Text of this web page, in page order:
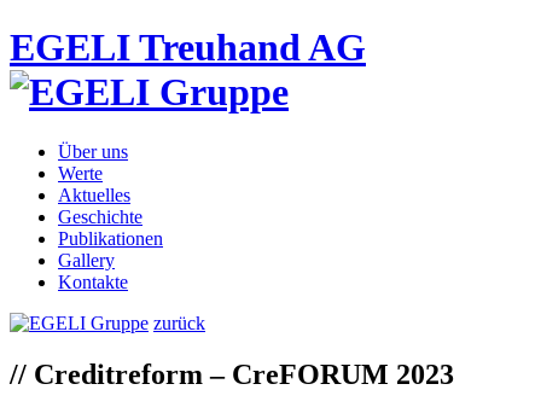
EGELI Treuhand AG
Über uns
Werte
Aktuelles
Geschichte
Publikationen
Gallery
Kontakte
zurück
// Creditreform – CreFORUM 2023